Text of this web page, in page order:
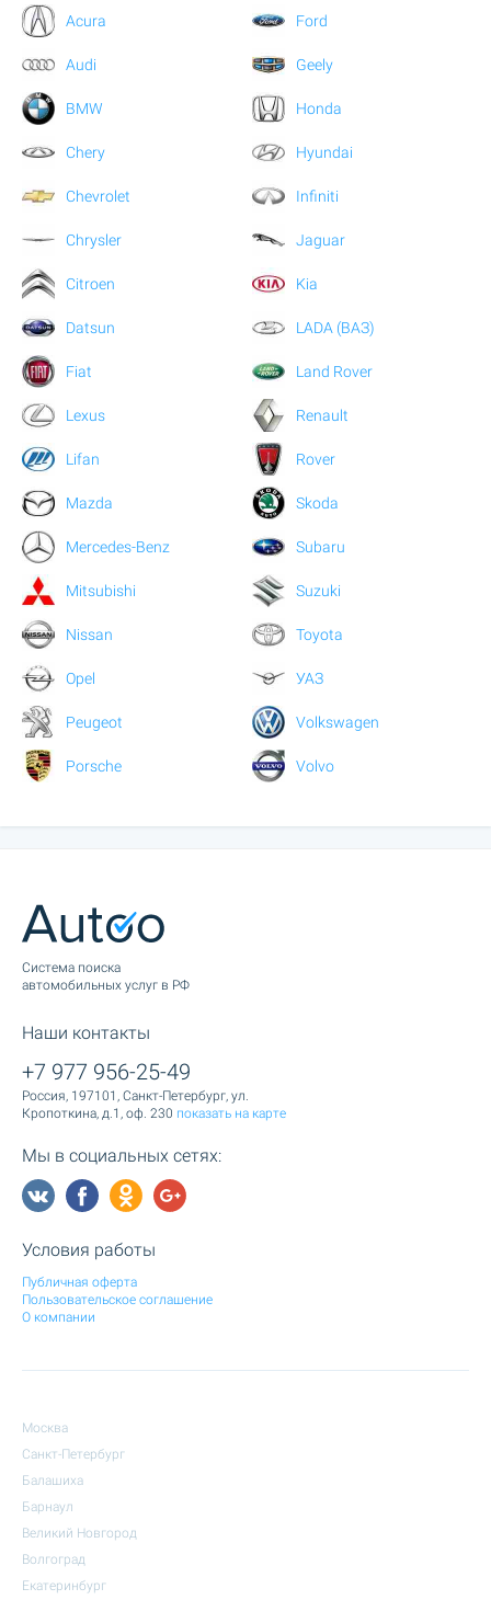
Acura
Audi
BMW
Chery
Chevrolet
Chrysler
Citroen
Datsun
Fiat
Ford
Geely
Honda
Hyundai
Infiniti
Jaguar
Kia
LADA (ВАЗ)
Land Rover
Lexus
Lifan
Mazda
Mercedes-Benz
Mitsubishi
Nissan
Opel
Peugeot
Porsche
Renault
Rover
Skoda
Subaru
Suzuki
Toyota
УАЗ
Volkswagen
Volvo
Cистема поиска
автомобильных услуг в РФ
Наши контакты
+7 977 956-25-49
Россия, 197101, Санкт-Петербург, ул.
Кропоткина, д.1, оф. 230 показать на карте
Мы в социальных сетях:
Условия работы
Публичная оферта
Пользовательское соглашение
О компании
Москва
Санкт-Петербург
Балашиха
Барнаул
Великий Новгород
Волгоград
Екатеринбург